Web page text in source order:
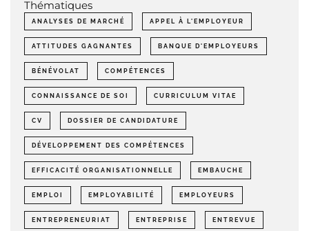
Thématiques
ANALYSES DE MARCHÉ APPEL À L'EMPLOYEUR
ATTITUDES GAGNANTES BANQUE D'EMPLOYEURS
BÉNÉVOLAT COMPÉTENCES
CONNAISSANCE DE SOI CURRICULUM VITAE
CV DOSSIER DE CANDIDATURE
DÉVELOPPEMENT DES COMPÉTENCES
EFFICACITÉ ORGANISATIONNELLE EMBAUCHE
EMPLOI EMPLOYABILITÉ EMPLOYEURS
ENTREPRENEURIAT ENTREPRISE ENTREVUE